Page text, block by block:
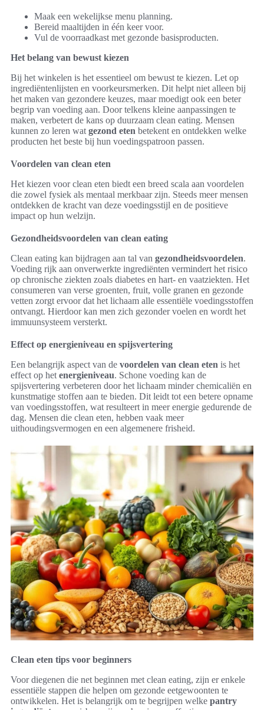
Maak een wekelijkse menu planning.
Bereid maaltijden in één keer voor.
Vul de voorraadkast met gezonde basisproducten.
Het belang van bewust kiezen
Bij het winkelen is het essentieel om bewust te kiezen. Let op
ingrediëntenlijsten en voorkeursmerken. Dit helpt niet alleen bij
het maken van gezondere keuzes, maar moedigt ook een beter
begrip van voeding aan. Door telkens kleine aanpassingen te
maken, verbetert de kans op duurzaam clean eating. Mensen
kunnen zo leren wat gezond eten betekent en ontdekken welke
producten het beste bij hun voedingspatroon passen.
Voordelen van clean eten
Het kiezen voor clean eten biedt een breed scala aan voordelen
die zowel fysiek als mentaal merkbaar zijn. Steeds meer mensen
ontdekken de kracht van deze voedingsstijl en de positieve
impact op hun welzijn.
Gezondheidsvoordelen van clean eating
Clean eating kan bijdragen aan tal van gezondheidsvoordelen.
Voeding rijk aan onverwerkte ingrediënten vermindert het risico
op chronische ziekten zoals diabetes en hart- en vaatziekten. Het
consumeren van verse groenten, fruit, volle granen en gezonde
vetten zorgt ervoor dat het lichaam alle essentiële voedingsstoffen
ontvangt. Hierdoor kan men zich gezonder voelen en wordt het
immuunsysteem versterkt.
Effect op energieniveau en spijsvertering
Een belangrijk aspect van de voordelen van clean eten is het
effect op het energieniveau. Schone voeding kan de
spijsvertering verbeteren door het lichaam minder chemicaliën en
kunstmatige stoffen aan te bieden. Dit leidt tot een betere opname
van voedingsstoffen, wat resulteert in meer energie gedurende de
dag. Mensen die clean eten, hebben vaak meer
uithoudingsvermogen en een algemenere frisheid.
Clean eten tips voor beginners
Voor diegenen die net beginnen met clean eating, zijn er enkele
essentiële stappen die helpen om gezonde eetgewoonten te
ontwikkelen. Het is belangrijk om te begrijpen welke pantry